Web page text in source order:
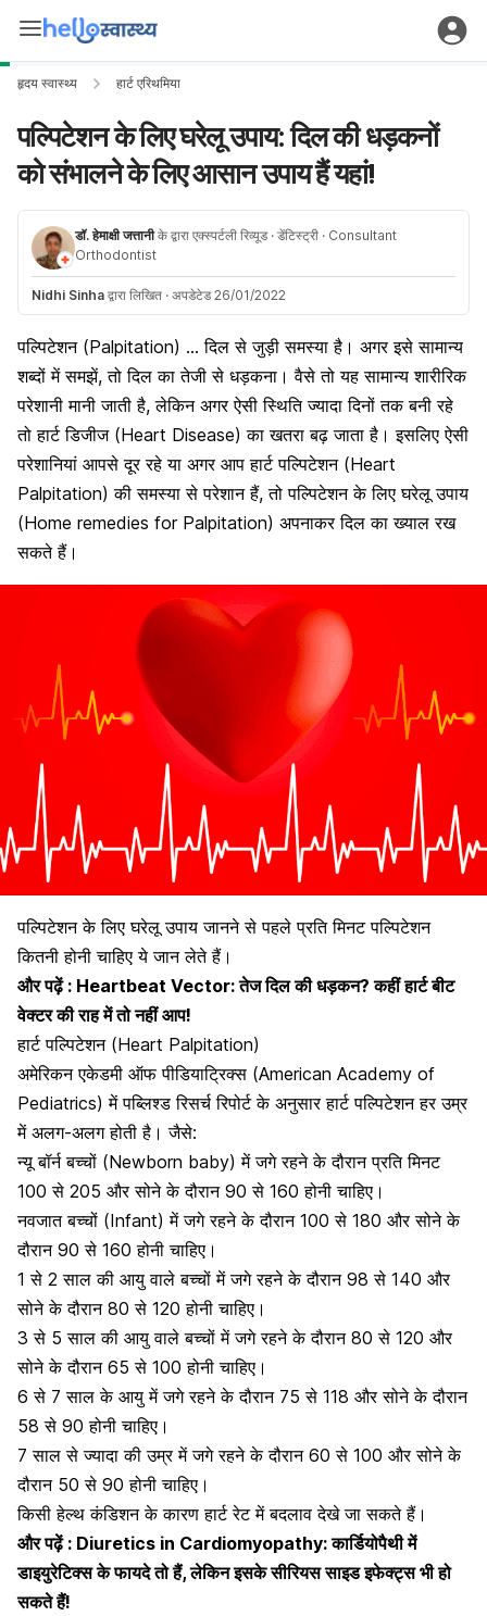
हृदय स्वास्थ्य हार्ट एरिथमिया
पल्पिटेशन के लिए घरेलू उपाय: दिल की धड़कनों
को संभालने के लिए आसान उपाय हैं यहां!
डॉ. हेमाक्षी जत्तानीके द्वारा एक्स्पर्टली रिव्यूड · डेंटिस्ट्री · Consultant
Orthodontist
Nidhi Sinha द्वारा लिखित · अपडेटेड 26/01/2022
पल्पिटेशन (Palpitation) … दिल से जुड़ी समस्या है। अगर इसे सामान्य
शब्दों में समझें, तो दिल का तेजी से धड़कना। वैसे तो यह सामान्य शारीरिक
परेशानी मानी जाती है, लेकिन अगर ऐसी स्थिति ज्यादा दिनों तक बनी रहे
तो हार्ट डिजीज (Heart Disease) का खतरा बढ़ जाता है। इसलिए ऐसी
परेशानियां आपसे दूर रहे या अगर आप हार्ट पल्पिटेशन (Heart
Palpitation) की समस्या से परेशान हैं, तो पल्पिटेशन के लिए घरेलू उपाय
(Home remedies for Palpitation) अपनाकर दिल का ख्याल रख
सकते हैं।
पल्पिटेशन के लिए घरेलू उपाय जानने से पहले प्रति मिनट पल्पिटेशन
कितनी होनी चाहिए ये जान लेते हैं।
और पढ़ें : Heartbeat Vector: तेज दिल की धड़कन? कहीं हार्ट बीट
वेक्टर की राह में तो नहीं आप!
हार्ट पल्पिटेशन (Heart Palpitation)
अमेरिकन एकेडमी ऑफ पीडियाट्रिक्स (American Academy of
Pediatrics) में पब्लिश्ड रिसर्च रिपोर्ट के अनुसार हार्ट पल्पिटेशन हर उम्र
में अलग-अलग होती है। जैसे:
न्यू बॉर्न बच्चों (Newborn baby) में जगे रहने के दौरान प्रति मिनट
100 से 205 और सोने के दौरान 90 से 160 होनी चाहिए।
नवजात बच्चों (Infant) में जगे रहने के दौरान 100 से 180 और सोने के
दौरान 90 से 160 होनी चाहिए।
1 से 2 साल की आयु वाले बच्चों में ​जगे रहने के दौरान 98 से 140 और
सोने के दौरान 80 से 120 होनी चाहिए।
3 से 5 साल की आयु वाले बच्चों में जगे रहने के दौरान 80 से 120 और
सोने के दौरान 65 से 100 होनी चाहिए।
6 से 7 साल के आयु में जगे रहने के दौरान 75 से 118 और सोने के दौरान
58 से 90 होनी चाहिए।
7 साल से ज्यादा की उम्र में जगे रहने के दौरान 60 से 100 और सोने के
दौरान 50 से 90 होनी चाहिए।
किसी हेल्थ कंडिशन के कारण हार्ट रेट में बदलाव देखे जा सकते हैं।
और पढ़ें : Diuretics in Cardiomyopathy: कार्डियोपैथी में
डाइयुरेटिक्स के फायदे तो हैं, लेकिन इसके सीरियस साइड इफेक्ट्स भी हो
सकते हैं!